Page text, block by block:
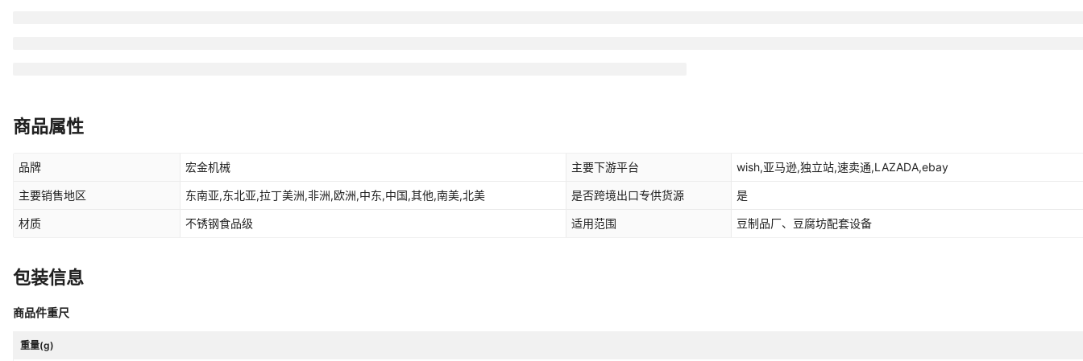
商品属性
品牌 宏金机械 主要下游平台 wish,亚马逊,独立站,速卖通,LAZADA,ebay
主要销售地区 东南亚,东北亚,拉丁美洲,非洲,欧洲,中东,中国,其他,南美,北美 是否跨境出口专供货源 是
材质 不锈钢食品级 适用范围 豆制品厂、豆腐坊配套设备
包装信息
商品件重尺
重量(g)